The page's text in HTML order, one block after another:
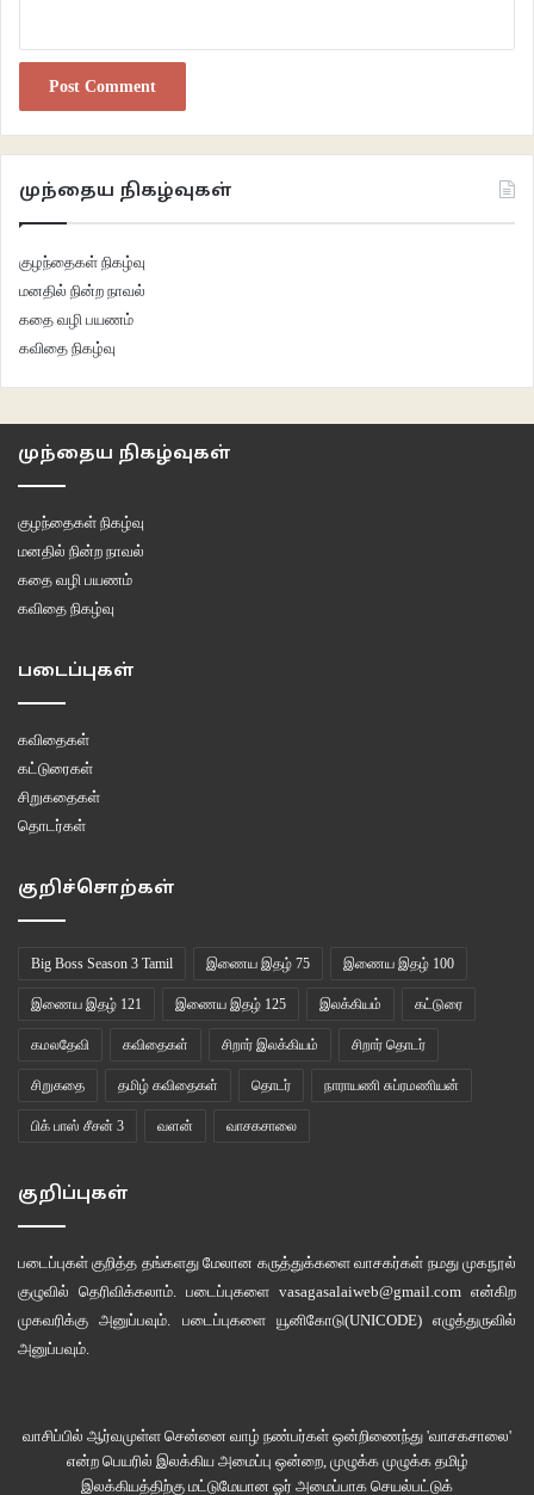
முந்தைய நிகழ்வுகள்
குழந்தைகள் நிகழ்வு
மனதில் நின்ற நாவல்
கதை வழி பயணம்
கவிதை நிகழ்வு
முந்தைய நிகழ்வுகள்
குழந்தைகள் நிகழ்வு
மனதில் நின்ற நாவல்
கதை வழி பயணம்
கவிதை நிகழ்வு
படைப்புகள்
கவிதைகள்
கட்டுரைகள்
சிறுகதைகள்
தொடர்கள்
குறிச்சொற்கள்
Big Boss Season 3 Tamil இணைய இதழ் 75 இணைய இதழ் 100
இணைய இதழ் 121 இணைய இதழ் 125 இலக்கியம் கட்டுரை
கமலதேவி கவிதைகள் சிறார் இலக்கியம் சிறார் தொடர்
சிறுகதை தமிழ் கவிதைகள் தொடர் நாராயணி சுப்ரமணியன்
பிக் பாஸ் சீசன் 3 வளன் வாசகசாலை
குறிப்புகள்
படைப்புகள் குறித்த தங்களது மேலான கருத்துக்களை வாசகர்கள் நமது முகநூல்
குழுவில் தெரிவிக்கலாம். படைப்புகளை vasagasalaiweb@gmail.com என்கிற
முகவரிக்கு அனுப்பவும். படைப்புகளை யூனிகோடு(UNICODE)எழுத்துருவில்
அனுப்பவும்.
வாசிப்பில் ஆர்வமுள்ள சென்னை வாழ் நண்பர்கள் ஒன்றிணைந்து 'வாசகசாலை'
என்ற பெயரில் இலக்கிய அமைப்பு ஒன்றை, முழுக்க முழுக்க தமிழ்
இலக்கியத்திற்கு மட்டுமேயான ஓர் அமைப்பாக செயல்பட்டுக்